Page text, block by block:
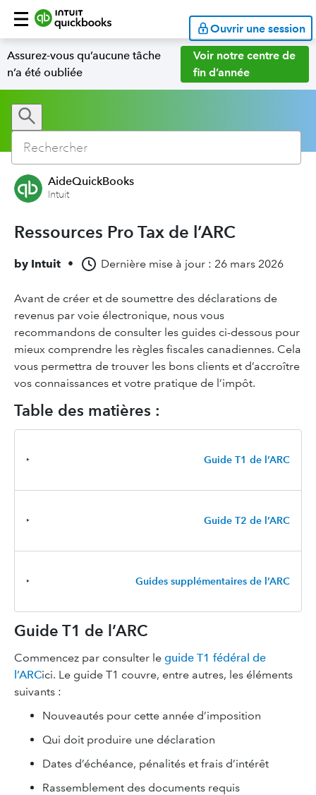
Ouvrir une session
Assurez-vous qu’aucune tâche
n’a été oubliée
Voir notre centre de
fin d’année
AideQuickBooks
Intuit
Ressources Pro Tax de l’ARC
by Intuit • Dernière mise à jour : 26 mars 2026
Avant de créer et de soumettre des déclarations de
revenus par voie électronique, nous vous
recommandons de consulter les guides ci-dessous pour
mieux comprendre les règles fiscales canadiennes. Cela
vous permettra de trouver les bons clients et d’accroître
vos connaissances et votre pratique de l’impôt.
Table des matières :
‣ Guide T1 de l’ARC
‣ Guide T2 de l’ARC
‣ Guides supplémentaires de l’ARC
Guide T1 de l’ARC
Commencez par consulter le guide T1 fédéral de
l’ARCici. Le guide T1 couvre, entre autres, les éléments
suivants :
Nouveautés pour cette année d’imposition
Qui doit produire une déclaration
Dates d’échéance, pénalités et frais d’intérêt
Rassemblement des documents requis